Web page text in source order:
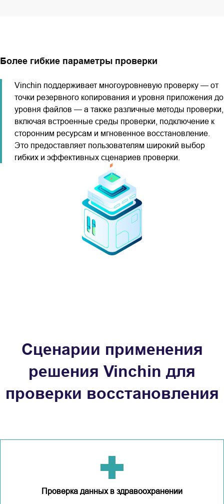
Более гибкие параметры проверки
Vinchin поддерживает многоуровневую проверку — от
точки резервного копирования и уровня приложения до
уровня файлов — а также различные методы проверки,
включая встроенные среды проверки, подключение к
сторонним ресурсам и мгновенное восстановление.
Это предоставляет пользователям широкий выбор
гибких и эффективных сценариев проверки.
Сценарии применения
решения Vinchin для
проверки восстановления
Проверка данных в здравоохранении